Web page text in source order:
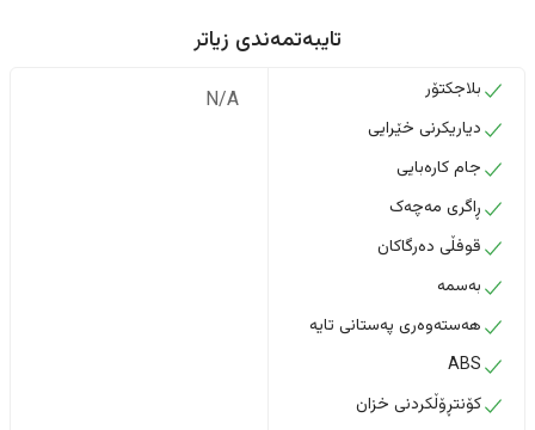
تایبەتمەندی زیاتر
بلاجکتۆر
دیاریکرنی خێرایی
جام کارەبایی
ڕاگری مەچەک
قوفڵی دەرگاکان
بەسمە
هەستەوەری پەستانی تایە
ABS
کۆنتڕۆڵکردنی خزان
N/A